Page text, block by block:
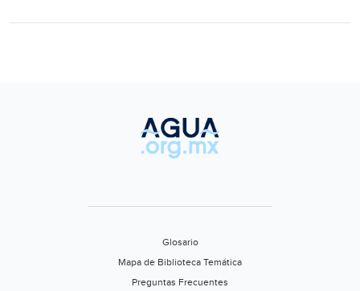
Glosario
Mapa de Biblioteca Temática
Preguntas Frecuentes